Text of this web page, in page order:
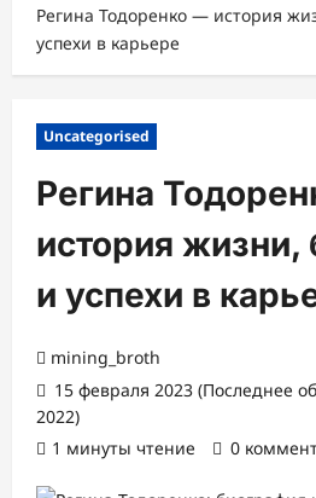
Регина Тодоренко — история
успехи в карьере
Uncategorised
Регина
история жизни,
и успехи в
mining_broth
15 февраля 2023 (Последнее
2022)
1 минуты чтение
0